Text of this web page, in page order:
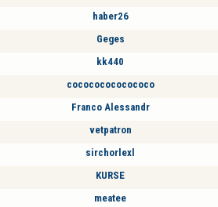
haber26
Geges
kk440
cocococococococo
Franco Alessandr
vetpatron
sirchorlexl
KURSE
meatee